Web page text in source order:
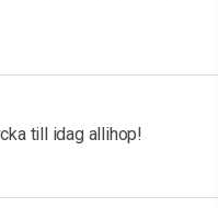
till idag allihop!